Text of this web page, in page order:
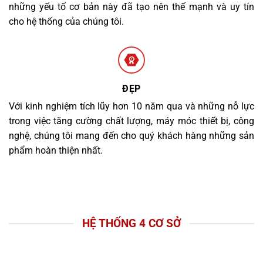
những yếu tố cơ bản này đã tạo nên thế mạnh và uy tín
cho hệ thống của chúng tôi.
ĐẸP
Với kinh nghiệm tích lũy hơn 10 năm qua và những nỗ lực
trong việc tăng cường chất lượng, máy móc thiết bị, công
nghệ, chúng tôi mang đến cho quý khách hàng những sản
phẩm hoàn thiện nhất.
HỆ THỐNG 4 CƠ SỞ